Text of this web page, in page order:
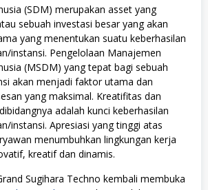
(SDM) merupakan asset yang
sebuah investasi besar yang akan
yang menentukan suatu keberhasilan
instansi. Pengelolaan Manajemen
(MSDM) yang tepat bagi sebuah
akan menjadi faktor utama dan
yang maksimal. Kreatifitas dan
adalah kunci keberhasilan
instansi. Apresiasi yang tinggi atas
menumbuhkan lingkungan kerja
kreatif dan dinamis.
Sugihara Techno kembali membuka